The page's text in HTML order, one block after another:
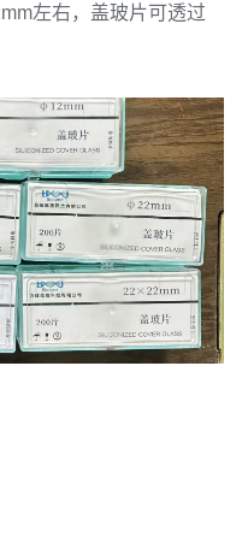
左右，盖玻片可透过